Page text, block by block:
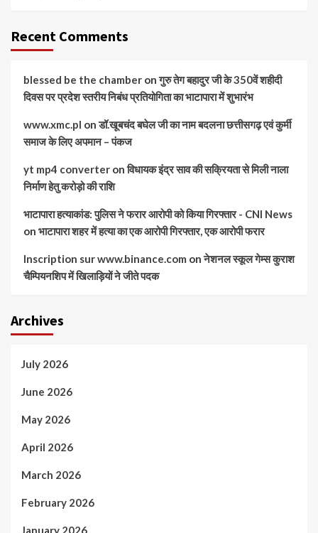
Recent Comments
blessed be the chamber onगुरु तेग बहादुर जी के 350वें शहीदी
दिवस पर प्रदेश स्तरीय निबंध प्रतियोगिता का भाटापारा में शुभारंभ
www.xmc.pl onडॉ.खूबचंद बघेल जी का नाम बदलना छत्तीसगढ़ एवं कुर्मी
समाज के लिए अपमान – पंकज
yt mp4 converter onविधायक इंद्र साव की सक्रियता से मिली नाला
निर्माण हेतु करोड़ो की राशि
भाटापारा हत्याकांड: पुलिस ने फरार आरोपी को किया गिरफ्तार - CNI News
on भाटापारा शहर में हत्या का एक आरोपी गिरफ्तार, एक आरोपी फरार
Inscription sur www.binance.com onनेशनल स्कूल गेम्स कुराश
चैम्पियनशिप में खिलाड़ियों ने जीते पदक
Archives
July 2026
June 2026
May 2026
April 2026
March 2026
February 2026
January 2026